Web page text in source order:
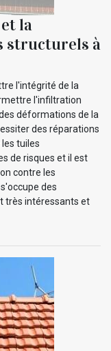
la
structurels à
l'intégrité de la
l'infiltration
déformations de la
des réparations
tuiles
de risques et il est
contre les
des
très intéressants et